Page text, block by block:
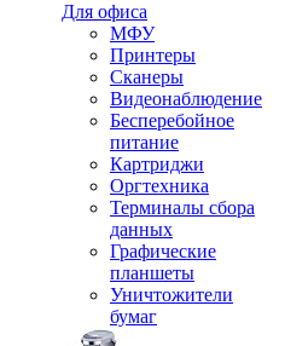
Для офиса
МФУ
Принтеры
Сканеры
Видеонаблюдение
Бесперебойное
питание
Картриджи
Оргтехника
Терминалы сбора
данных
Графические
планшеты
Уничтожители
бумаг